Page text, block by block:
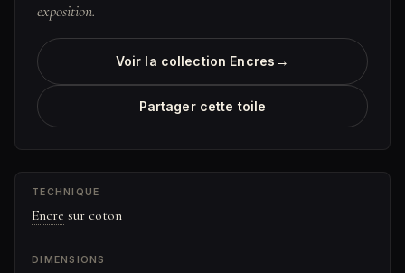
exposition.
Voir la collection Encres →
Partager cette toile
TECHNIQUE
Encre sur coton
DIMENSIONS